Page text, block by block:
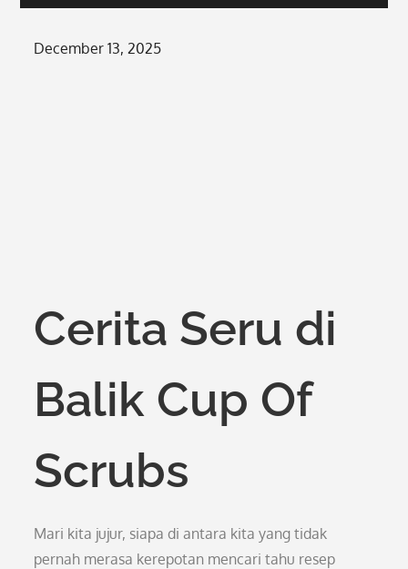
Posted
December 13, 2025
Cerita Seru di
Balik Cup Of
Scrubs
Mari kita jujur, siapa di antara kita yang tidak
pernah merasa kerepotan mencari tahu resep